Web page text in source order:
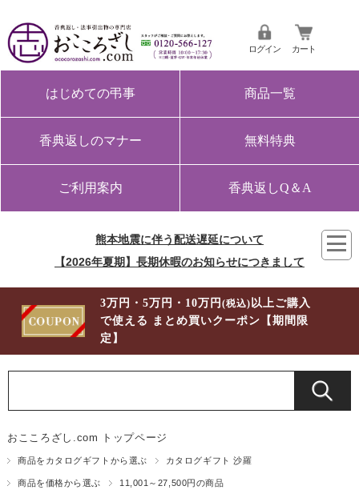
ログイン カート
はじめての弔事 商品一覧
香典返しのマナー 無料特典
ご利用案内 香典返しQ＆A
熊本地震に伴う配送遅延について
【2026年夏期】長期休暇のお知らせにつきまして
3万円・5万円・10万円(税込) 以上ご購入
で使える まとめ買いクーポン【期間限
定】
おこころざし.com トップページ
商品をカタログギフトから選ぶ カタログギフト 沙羅
商品を価格から選ぶ 11,001～27,500円の商品